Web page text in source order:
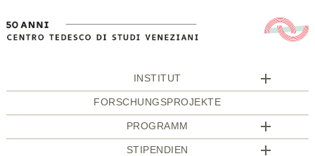
INSTITUT
FORSCHUNGSPROJEKTE
PROGRAMM
STIPENDIEN